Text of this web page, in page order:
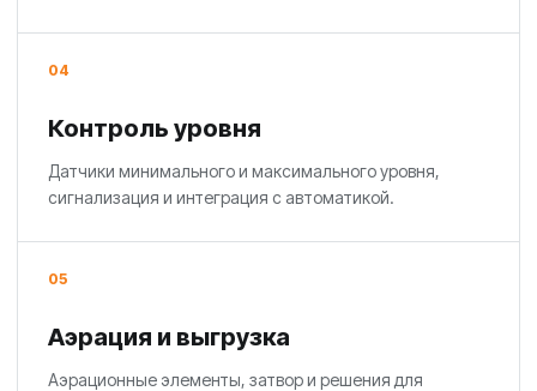
04
Контроль уровня
Датчики минимального и максимального уровня,
сигнализация и интеграция с автоматикой.
05
Аэрация и выгрузка
Аэрационные элементы, затвор и решения для